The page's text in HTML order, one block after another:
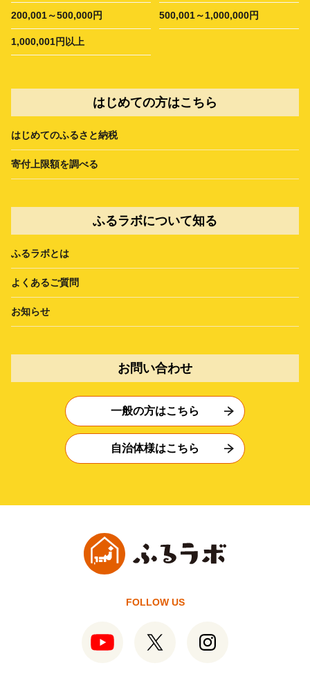
200,001～500,000円 500,001～1,000,000円
1,000,001円以上
はじめての方はこちら
はじめてのふるさと納税
寄付上限額を調べる
ふるラボについて知る
ふるラボとは
よくあるご質問
お知らせ
お問い合わせ
一般の方はこちら
自治体様はこちら
FOLLOW US